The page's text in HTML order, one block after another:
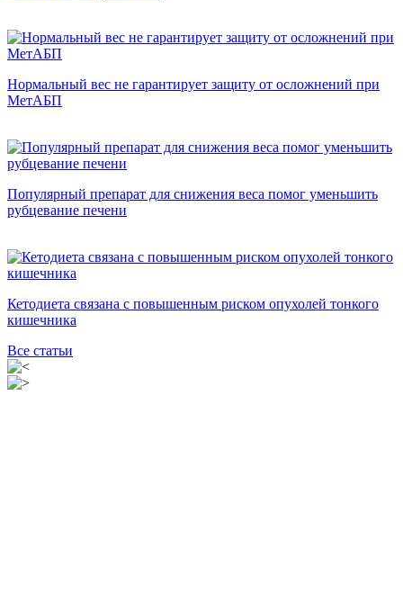
Нормальный вес не гарантирует защиту от осложнений при
МетАБП
Популярный препарат для снижения веса помог уменьшить
рубцевание печени
Кетодиета связана с повышенным риском опухолей тонкого
кишечника
Все статьи